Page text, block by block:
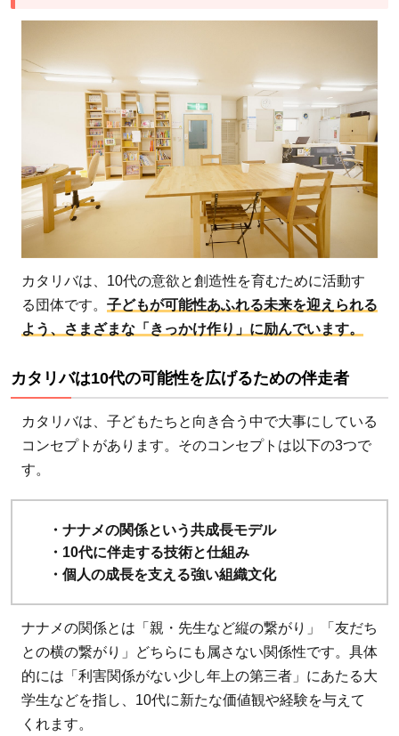
カタリバは、10代の意欲と創造性を育むために活動す
る団体です。 子どもが可能性あふれる未来を迎えられる
よう、さまざまな「きっかけ作り」に励んでいます。
カタリバは10代の可能性を広げるための伴走者
カタリバは、子どもたちと向き合う中で大事にしている
コンセプトがあります。そのコンセプトは以下の3つで
す。
・ナナメの関係という共成長モデル
・10代に伴走する技術と仕組み
・個人の成長を支える強い組織文化
ナナメの関係とは「親・先生など縦の繋がり」「友だち
との横の繋がり」どちらにも属さない関係性です。具体
的には「利害関係がない少し年上の第三者」にあたる大
学生などを指し、10代に新たな価値観や経験を与えて
くれます。